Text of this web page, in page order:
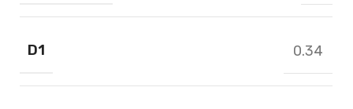
D1 0.34